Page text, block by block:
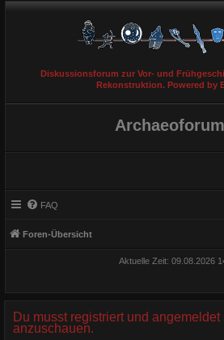
Diskussionsforum zur Vor- und
Rekonstruktion. Powered by
FAQ
Foren-Übersicht
Aktuelle Zeit: 09.08.2026
Du musst registriert und
anzuschauen.